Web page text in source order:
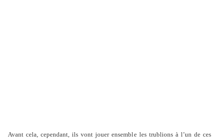
Avant cela, cependant, ils vont jouer ensemble les trublions à l’un de ces